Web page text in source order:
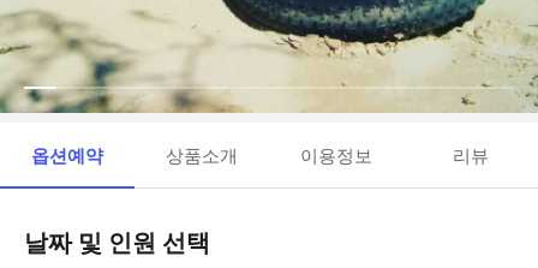
옵션예약 상품소개 이용정보 리뷰
날짜 및 인원 선택